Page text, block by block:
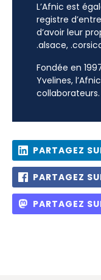
L’Afnic est
registre
d’avoir leur
.alsace,
Fondée en
Yvelines,
collaborateurs.
PARTAGEZ
PARTAGEZ
PARTAGEZ